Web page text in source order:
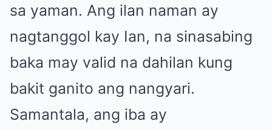
sa yaman. Ang ilan naman ay
nagtanggol kay Ian, na sinasabing
baka may valid na dahilan kung
bakit ganito ang nangyari.
Samantala, ang iba ay